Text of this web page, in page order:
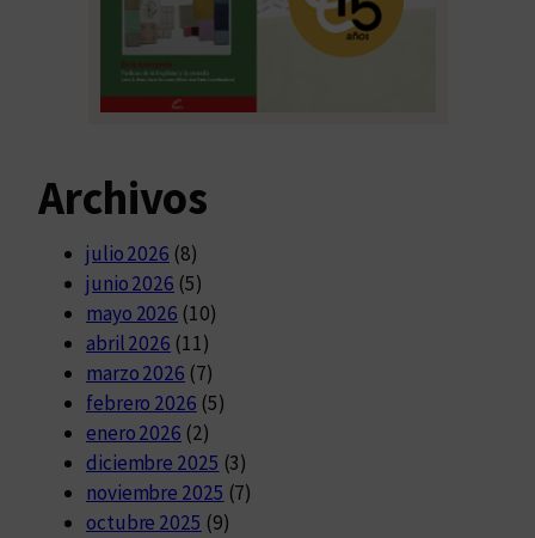
Archivos
julio 2026 (8)
junio 2026 (5)
mayo 2026 (10)
abril 2026 (11)
marzo 2026 (7)
febrero 2026 (5)
enero 2026 (2)
diciembre 2025 (3)
noviembre 2025 (7)
octubre 2025 (9)